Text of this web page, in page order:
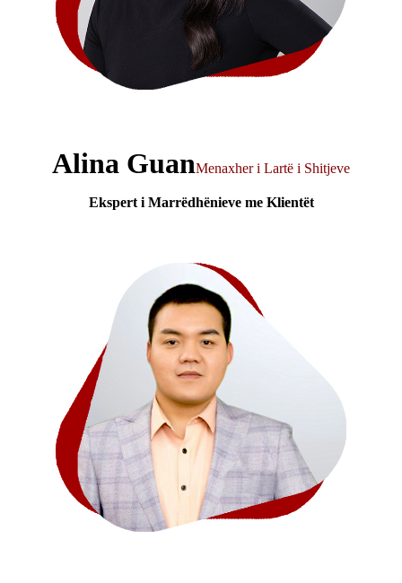
Alina GuanMenaxher i Lartë i Shitjeve
Ekspert i Marrëdhënieve me Klientët